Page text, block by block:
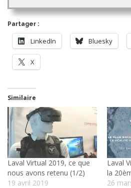
Partager :
LinkedIn Bluesky
X
Similaire
Laval Virtual 2019, ce que
nous avons retenu (1/2)
19 avril 2019
Laval
la
26